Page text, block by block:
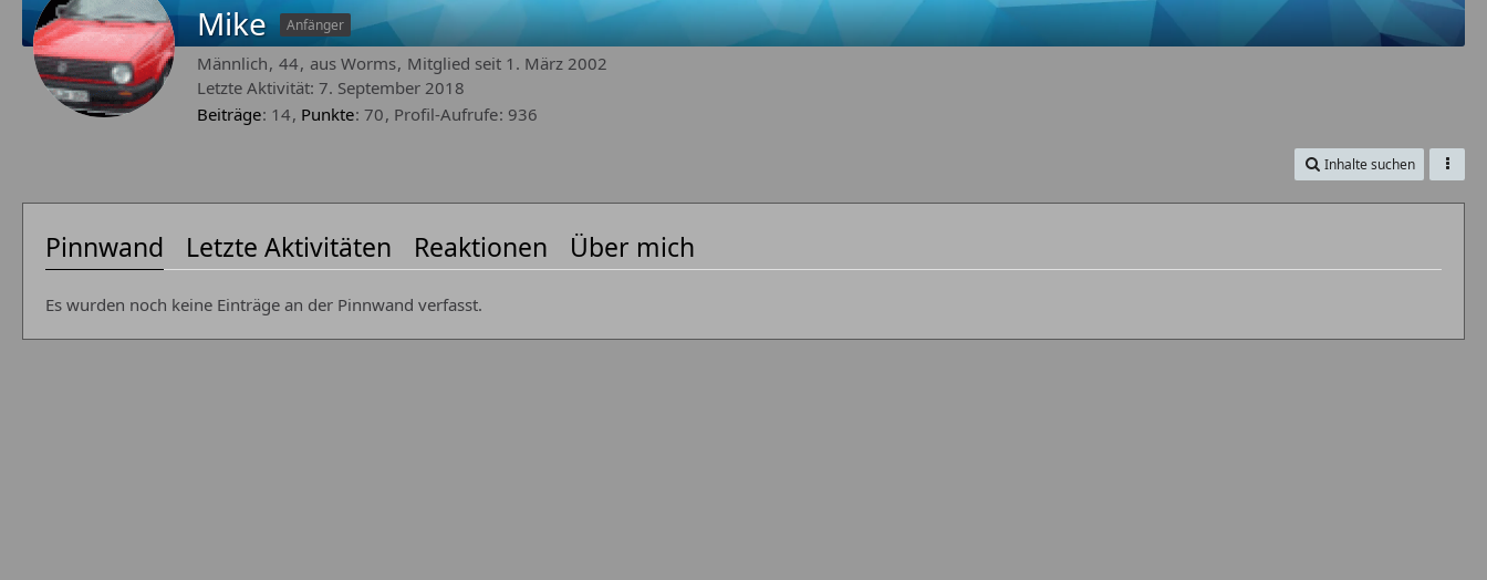
Mike Anfänger
Männlich 44 aus Worms Mitglied seit 1. März 2002
Letzte Aktivität: 7. September 2018
Beiträge 14 Punkte 70 Profil-Aufrufe 936
Inhalte suchen
Pinnwand Letzte Aktivitäten Reaktionen Über mich
Es wurden noch keine Einträge an der Pinnwand verfasst.